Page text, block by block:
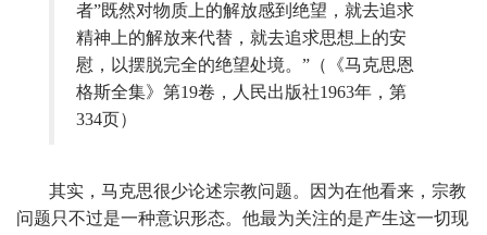
者”既然对物质上的解放感到绝望，就去追求
精神上的解放来代替，就去追求思想上的安
慰，以摆脱完全的绝望处境。” （《马克思恩
格斯全集》第19卷，人民出版社1963年，第
334页）
其实，马克思很少论述宗教问题。因为在他看来，宗教
问题只不过是一种意识形态。他最为关注的是产生这一切现